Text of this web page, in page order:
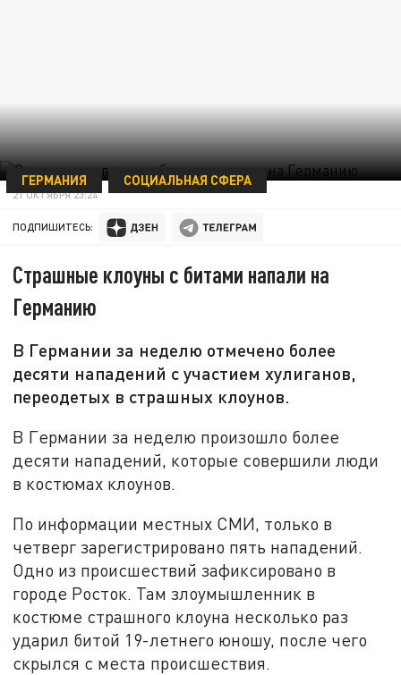
ГЕРМАНИЯ СОЦИАЛЬНАЯ СФЕРА
21 ОКТЯБРЯ 23:24
ПОДПИШИТЕСЬ:
Страшные клоуны с битами напали на
Германию
В Германии за неделю отмечено более
десяти нападений с участием хулиганов,
переодетых в страшных клоунов.
В Германии за неделю произошло более
десяти нападений, которые совершили люди
в костюмах клоунов.
По информации местных СМИ, только в
четверг зарегистрировано пять нападений.
Одно из происшествий зафиксировано в
городе Росток. Там злоумышленник в
костюме страшного клоуна несколько раз
ударил битой 19-летнего юношу, после чего
скрылся с места происшествия.